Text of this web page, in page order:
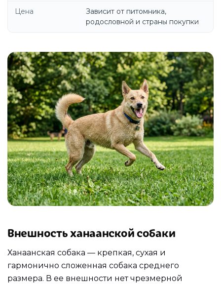
Цена
Зависит от питомника,
родословной и страны покупки
Внешность ханаанской собаки
Ханаанская собака — крепкая, сухая и
гармонично сложенная собака среднего
размера. В ее внешности нет чрезмерной